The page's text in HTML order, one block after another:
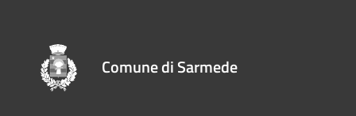
Comune di Sarmede